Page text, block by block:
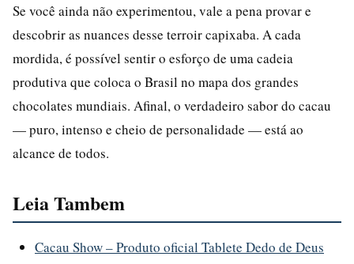
Se você ainda não experimentou, vale a pena provar e
descobrir as nuances desse terroir capixaba. A cada
mordida, é possível sentir o esforço de uma cadeia
produtiva que coloca o Brasil no mapa dos grandes
chocolates mundiais. Afinal, o verdadeiro sabor do cacau
— puro, intenso e cheio de personalidade — está ao
alcance de todos.
Leia Tambem
Cacau Show – Produto oficial Tablete Dedo de Deus